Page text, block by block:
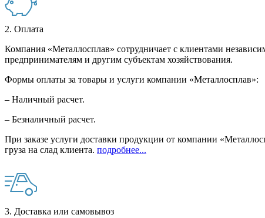
2. Оплата
Компания «Металлосплав» сотрудничает с клиентами
предпринимателям и другим субъектам хозяйствования.
Формы оплаты за товары и услуги компании «Металлосплав»:
– Наличный расчет.
– Безналичный расчет.
При заказе услуги доставки продукции от компании
груза на слад клиента. подробнее...
3. Доставка или самовывоз